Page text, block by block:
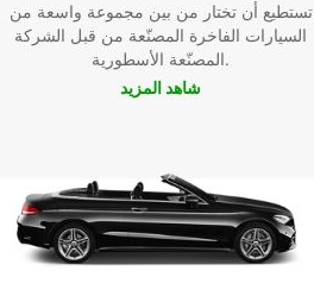
تستطيع أن تختار من بين مجموعة واسعة من
السيارات الفاخرة المصنّعة من قبل الشركة
المصنّعة الأسطورية.
شاهد المزيد